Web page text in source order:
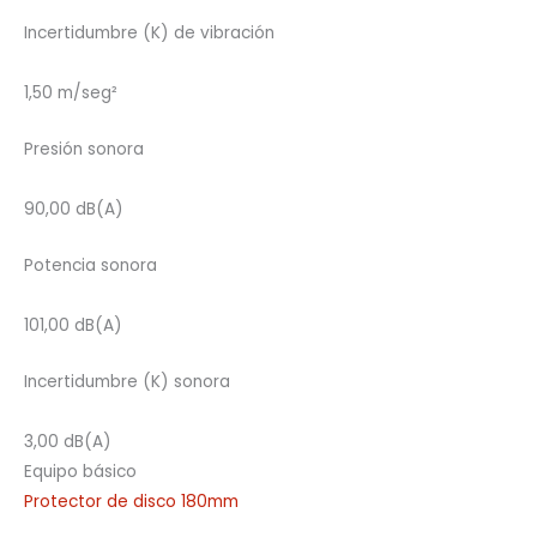
Incertidumbre (K) de vibración
1,50 m/seg²
Presión sonora
90,00 dB(A)
Potencia sonora
101,00 dB(A)
Incertidumbre (K) sonora
3,00 dB(A)
Equipo básico
Protector de disco 180mm